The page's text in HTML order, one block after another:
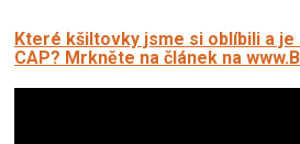
Které kšiltovky jsme si oblíbili a je
CAP? Mrkněte na článek na